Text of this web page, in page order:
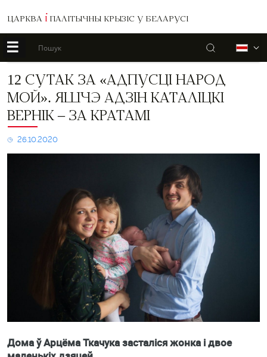
ЦАРКВА І ПАЛІТЫЧНЫ КРЫЗІС У БЕЛАРУСІ
☰ Пошук
12
за
«Адпусці
народ
мой».
Яшчэ
адзін
12 СУТАК ЗА «АДПУСЦІ НАРОД
МОЙ». ЯШЧЭ АДЗІН КАТАЛІЦКІ
ВЕРНІК – ЗА КРАТАМІ
26.10.2020
Дома ў Арцёма Ткачука засталіся жонка і двое